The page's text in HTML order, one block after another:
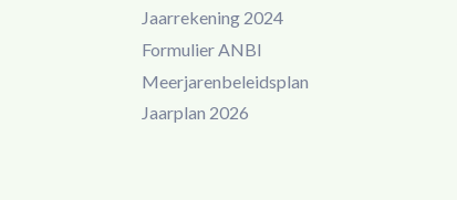
Jaarrekening 2024
Formulier ANBI
Meerjarenbeleidsplan
Jaarplan 2026